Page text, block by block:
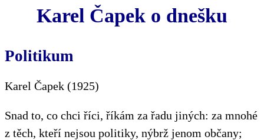
Karel Čapek o dnešku
Politikum
Karel Čapek (1925)
Snad to, co chci říci, říkám za řadu jiných: za mnohé
z těch, kteří nejsou politiky, nýbrž jenom občany;